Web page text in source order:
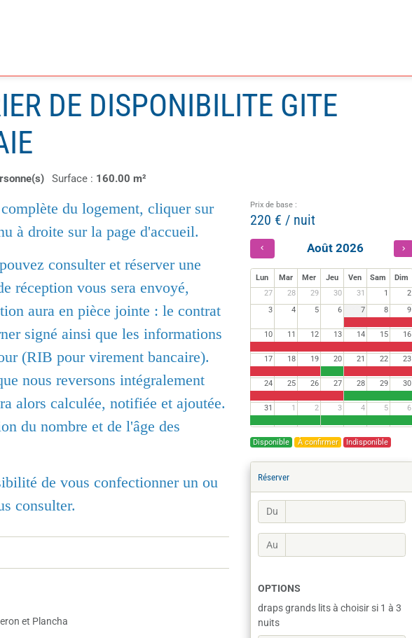
DE DISPONIBILITE GITE
Surface : 160.00 m²
du logement, cliquer sur
à droite sur la page d'accueil.
consulter et réserver une
réception vous sera envoyé,
aura en pièce jointe : le contrat
signé ainsi que les informations
(RIB pour virement bancaire).
nous reversons intégralement
alors calculée, notifiée et ajoutée.
du nombre et de l'âge des
de vous confectionner un ou
consulter.
et Plancha
Prix de base :
220 € / nuit
Août 2026
Lun Mar Mer Jeu Ven Sam
Dim
27
28 29 30 31 1
2
3
4 5 6 7 8 9
10 11 12 13 14 15 16
17 18 19 20 21 22 23
24 25 26 27 28 29 30
31 1 2 3 4 5 6
Disponible À confirmer Indisponible
Réserver
Du
Au
OPTIONS
draps grands lits à choisir si 1 à 3
nuits